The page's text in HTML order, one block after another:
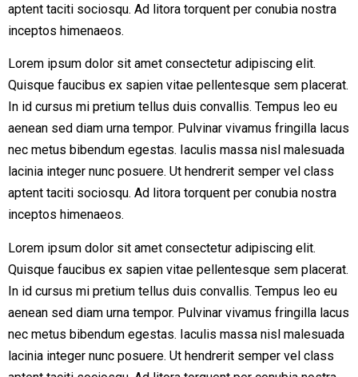
aptent taciti sociosqu. Ad litora torquent per conubia nostra
inceptos himenaeos.
Lorem ipsum dolor sit amet consectetur adipiscing elit.
Quisque faucibus ex sapien vitae pellentesque sem placerat.
In id cursus mi pretium tellus duis convallis. Tempus leo eu
aenean sed diam urna tempor. Pulvinar vivamus fringilla lacus
nec metus bibendum egestas. Iaculis massa nisl malesuada
lacinia integer nunc posuere. Ut hendrerit semper vel class
aptent taciti sociosqu. Ad litora torquent per conubia nostra
inceptos himenaeos.
Lorem ipsum dolor sit amet consectetur adipiscing elit.
Quisque faucibus ex sapien vitae pellentesque sem placerat.
In id cursus mi pretium tellus duis convallis. Tempus leo eu
aenean sed diam urna tempor. Pulvinar vivamus fringilla lacus
nec metus bibendum egestas. Iaculis massa nisl malesuada
lacinia integer nunc posuere. Ut hendrerit semper vel class